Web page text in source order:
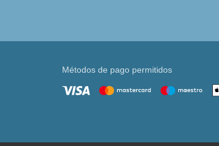
Métodos de pago permitidos